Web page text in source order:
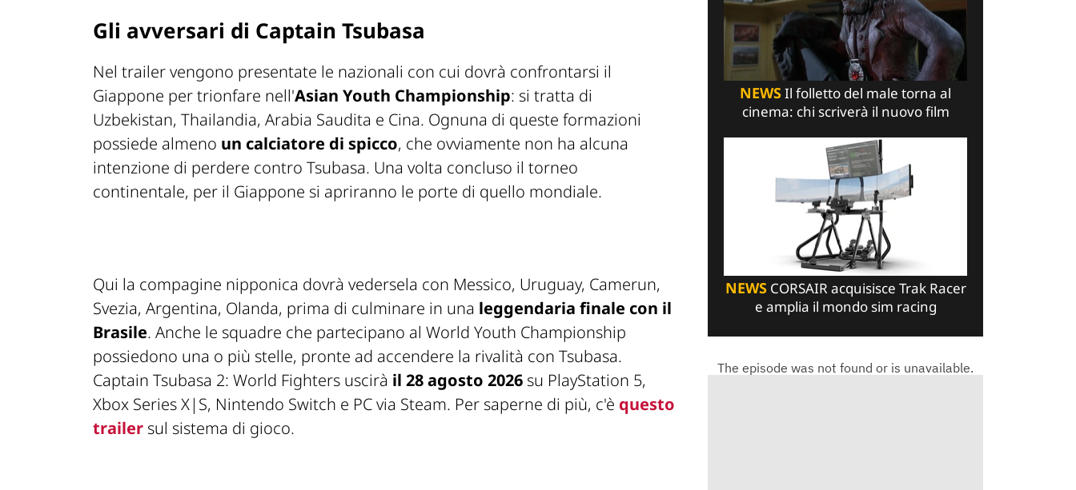
Gli avversari di Captain Tsubasa
Nel trailer vengono presentate le nazionali con cui dovrà confrontarsi il
Giappone per trionfare nell'Asian Youth Championship: si tratta di
Uzbekistan, Thailandia, Arabia Saudita e Cina. Ognuna di queste formazioni
possiede almeno un calciatore di spicco, che ovviamente non ha alcuna
intenzione di perdere contro Tsubasa. Una volta concluso il torneo
continentale, per il Giappone si apriranno le porte di quello mondiale.
Qui la compagine nipponica dovrà vedersela con Messico, Uruguay, Camerun,
Svezia, Argentina, Olanda, prima di culminare in una leggendaria finale con il
Brasile. Anche le squadre che partecipano al World Youth Championship
possiedono una o più stelle, pronte ad accendere la rivalità con Tsubasa.
Captain Tsubasa 2: World Fighters uscirà il 28 agosto 2026 su PlayStation 5,
Xbox Series X|S, Nintendo Switch e PC via Steam. Per saperne di più, c'è questo
trailer sul sistema di gioco.
NEWSIl folletto del male torna al
cinema: chi scriverà il nuovo film
NEWSCORSAIR acquisisce Trak Racer
e amplia il mondo sim racing